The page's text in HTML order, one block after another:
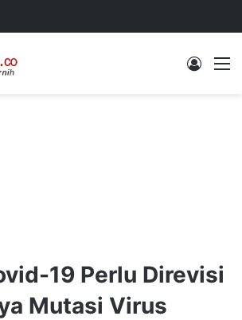
Log In
19 Perlu Direvisi
Mutasi Virus